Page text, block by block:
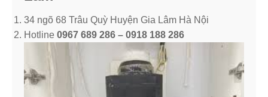
34 ngõ 68 Trâu Quỳ Huyện Gia Lâm Hà Nội
Hotline 0967 689 286 – 0918 188 286